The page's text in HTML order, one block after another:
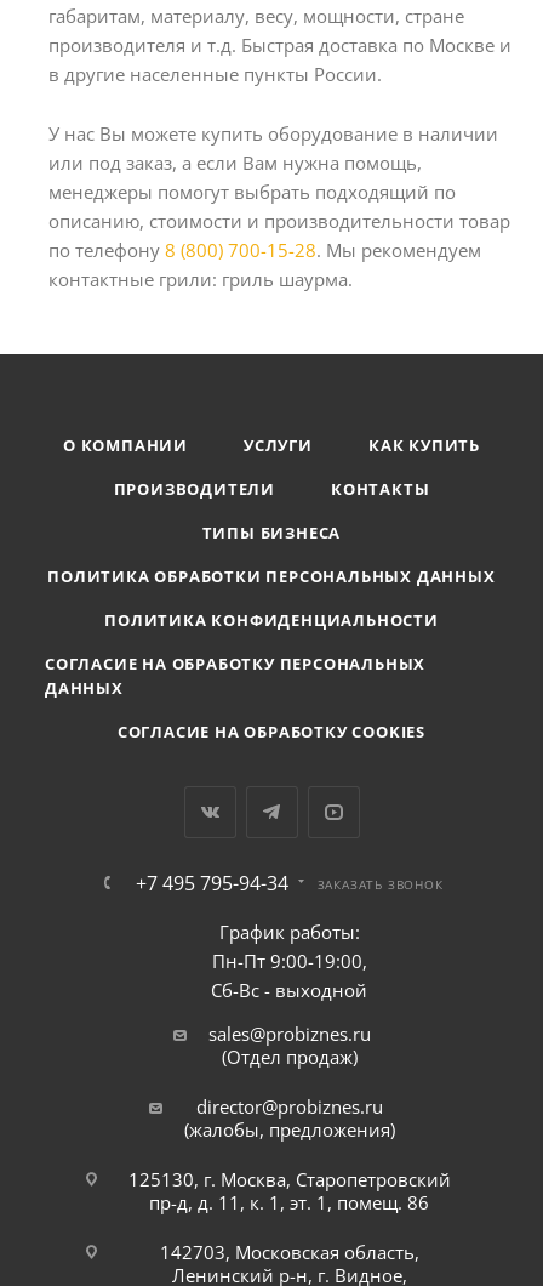
габаритам, материалу, весу, мощности, стране
производителя и т.д. Быстрая доставка по Москве и
в другие населенные пункты России.
У нас Вы можете купить оборудование в наличии
или под заказ, а если Вам нужна помощь,
менеджеры помогут выбрать подходящий по
описанию, стоимости и производительности товар
по телефону 8 (800) 700-15-28. Мы рекомендуем
контактные грили: гриль шаурма.
О КОМПАНИИ УСЛУГИ
КАК КУПИТЬ
ПРОИЗВОДИТЕЛИ
КОНТАКТЫ
ТИПЫ БИЗНЕСА
ПОЛИТИКА ОБРАБОТКИ ПЕРСОНАЛЬНЫХ ДАННЫХ
ПОЛИТИКА КОНФИДЕНЦИАЛЬНОСТИ
СОГЛАСИЕ НА ОБРАБОТКУ ПЕРСОНАЛЬНЫХ
ДАННЫХ
СОГЛАСИЕ НА ОБРАБОТКУ COOKIES
+7 495 795-94-34 ЗАКАЗАТЬ ЗВОНОК
График работы:
Пн-Пт 9:00-19:00,
Сб-Вс - выходной
sales@probiznes.ru
(Отдел продаж)
director@probiznes.ru
(жалобы, предложения)
125130, г. Москва, Старопетровский
пр-д, д. 11, к. 1, эт. 1, помещ. 86
142703, Московская область,
Ленинский р-н, г. Видное,